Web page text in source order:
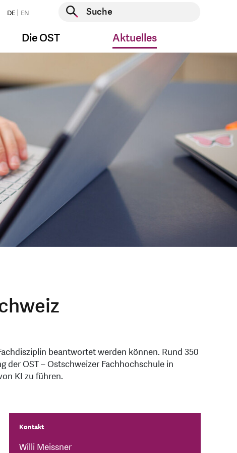
DE EN
Suche starten
Die OST Aktuelles
beantwortet werden können. Rund 350
der OST – Ostschweizer Fachhochschule in
KI zu führen.
Kontakt
Willi Meissner